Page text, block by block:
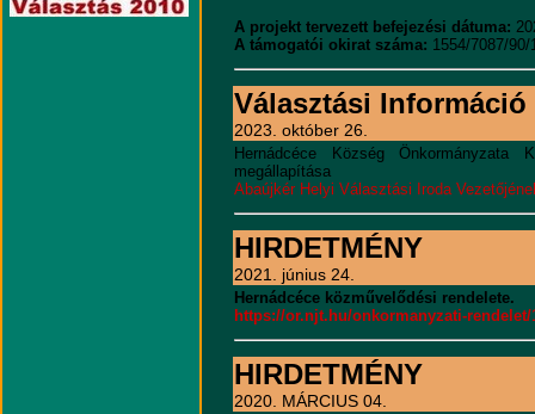
A projekt tervezett befejezési dátuma:
A támogatói okirat száma: 1554/7087/90/
Választási Információ
2023. október 26.
Hernádcéce Község Önkormányzata
megállapítása
Abaújkér Helyi Választási Iroda
HIRDETMÉNY
2021. június 24.
Hernádcéce közművelődési rendelete.
https://or.njt.hu/onkormanyzati-rendelet/
HIRDETMÉNY
2020. MÁRCIUS 04.